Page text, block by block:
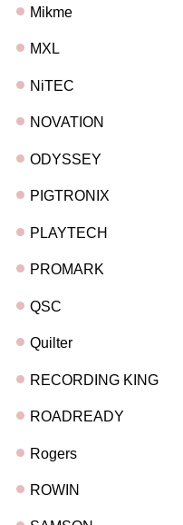
Mikme
MXL
NiTEC
NOVATION
ODYSSEY
PIGTRONIX
PLAYTECH
PROMARK
QSC
Quilter
RECORDING KING
ROADREADY
Rogers
ROWIN